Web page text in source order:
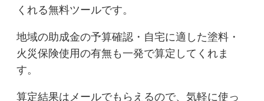
くれる無料ツールです。
地域の助成金の予算確認・自宅に適した塗料・
火災保険使用の有無も一発で算定してくれま
す。
算定結果はメールでもらえるので、気軽に使っ